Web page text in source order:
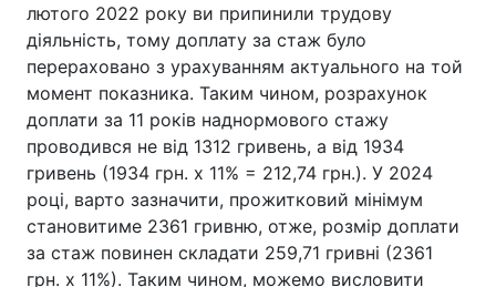
лютого 2022 року ви припинили трудову
діяльність, тому доплату за стаж було
перераховано з урахуванням актуального на той
момент показника. Таким чином, розрахунок
доплати за 11 років наднормового стажу
проводився не від 1312 гривень, а від 1934
гривень (1934 грн. х 11% = 212,74 грн.). У 2024
році, варто зазначити, прожитковий мінімум
становитиме 2361 гривню, отже, розмір доплати
за стаж повинен складати 259,71 гривні (2361
грн. х 11%). Таким чином, можемо висловити